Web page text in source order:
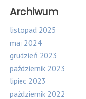
Archiwum
listopad 2025
maj 2024
grudzień 2023
październik 2023
lipiec 2023
październik 2022